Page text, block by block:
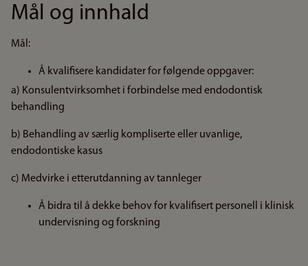
Mål og innhald
Mål:
Å kvalifisere kandidater for følgende oppgaver:
a) Konsulentvirksomhet i forbindelse med endodontisk
behandling
b) Behandling av særlig kompliserte eller uvanlige,
endodontiske kasus
c) Medvirke i etterutdanning av tannleger
Å bidra til å dekke behov for kvalifisert personell i klinisk
undervisning og forskning